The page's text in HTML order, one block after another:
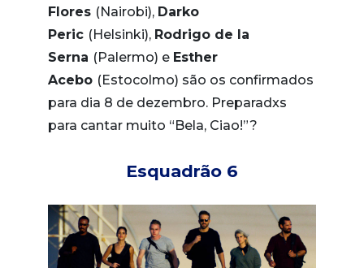
Flores (Nairobi), Darko
Peric (Helsinki), Rodrigo de la
Serna (Palermo) e Esther
Acebo (Estocolmo) são os confirmados
para dia 8 de dezembro. Preparadxs
para cantar muito “Bela, Ciao!”?
Esquadrão 6